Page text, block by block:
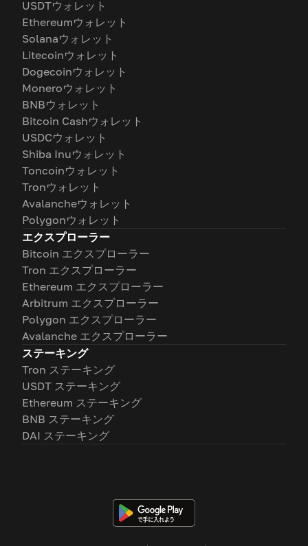
USDTウォレット
Ethereumウォレット
Solanaウォレット
Litecoinウォレット
Dogecoinウォレット
Moneroウォレット
BNBウォレット
Bitcoin Cashウォレット
USDCウォレット
Shiba Inuウォレット
Toncoinウォレット
Tronウォレット
Avalancheウォレット
Polygonウォレット
エクスプローラー
Bitcoin エクスプローラー
Tron エクスプローラー
Ethereum エクスプローラー
Arbitrum エクスプローラー
Polygon エクスプローラー
Avalanche エクスプローラー
ステーキング
Tron ステーキング
USDT ステーキング
Ethereum ステーキング
BNB ステーキング
DAI ステーキング